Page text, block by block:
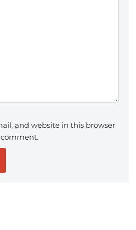
and website in this browser